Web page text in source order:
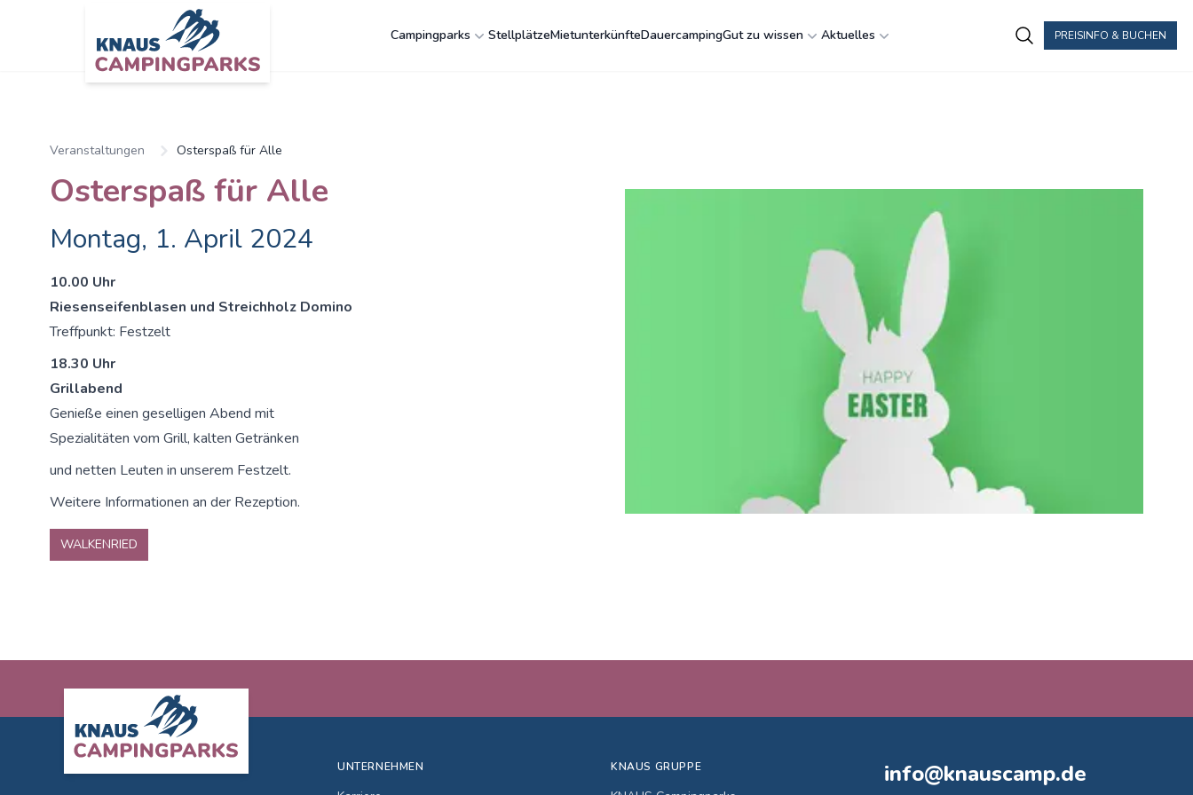
Zum Hauptinhalt springen
PREISINFO & BUCHEN
Campingparks StellplätzeMietunterkünfteDauercampingGut zu wissen Aktuelles
Veranstaltungen Osterspaß für Alle
Osterspaß für Alle
Montag, 1. April 2024
10.00 Uhr
Riesenseifenblasen und Streichholz Domino
Treffpunkt: Festzelt
18.30 Uhr
Grillabend
Genieße einen geselligen Abend mit
Spezialitäten vom Grill, kalten Getränken
und netten Leuten in unserem Festzelt.
Weitere Informationen an der Rezeption.
WALKENRIED
UNTERNEHMEN KNAUS GRUPPE info@knauscamp.de